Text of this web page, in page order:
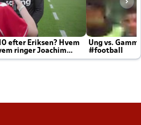
efter Eriksen? Hvem
ringer Joachim
Ung vs.
#football